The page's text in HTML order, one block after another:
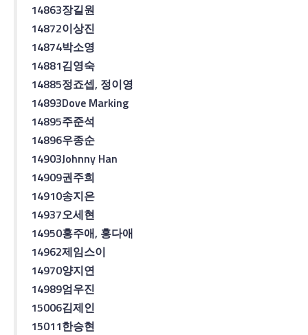
14863장길원
14872이상진
14874박소영
14881김영숙
14885정죠셉, 정이영
14893Dove Marking
14895주준석
14896우종순
14903Johnny Han
14909권주희
14910송지은
14937오세현
14950홍주애, 홍다애
14962제임스이
14970양지연
14989엄우진
15006김제인
15011한승현